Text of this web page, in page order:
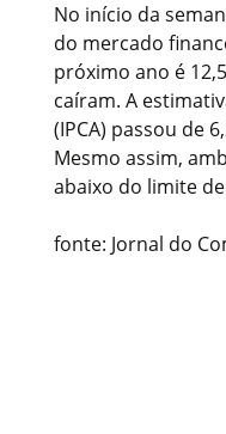
No início da
do mercado
próximo ano é
caíram. A
(IPCA) passou de
Mesmo assim,
abaixo do limite de
fonte: Jornal do